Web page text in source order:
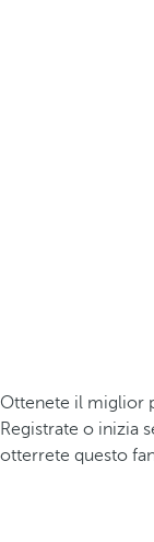
Ottenete il miglior
Registrate o inizia
otterrete questo